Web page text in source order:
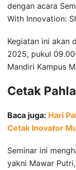
dengan acara
With Innovation:
Kegiatan ini akan
2025, pukul
Mandiri Kampus
Cetak
Baca juga: Hari
Cetak Inovator
Seminar ini
yakni Mawar